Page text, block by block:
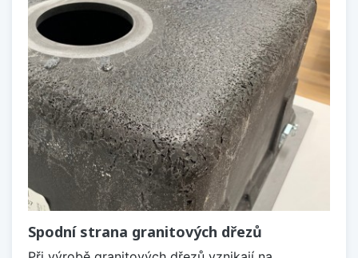
Spodní strana granitových dřezů